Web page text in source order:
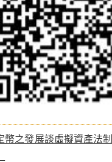
幣之發展談虛擬資產法